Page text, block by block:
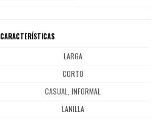
CARACTERÍSTICAS
LARGA
CORTO
CASUAL, INFORMAL
LANILLA